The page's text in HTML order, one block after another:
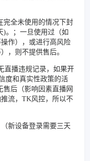
完全未使用的情况下封
)。；一旦使用过（如
作），或进行高风险
，则不提供售后。
直播违规记录，如果开
度和真实性政策的活
后（影响因素直播网
流，TK风控，所以不
新设备登录需要三天